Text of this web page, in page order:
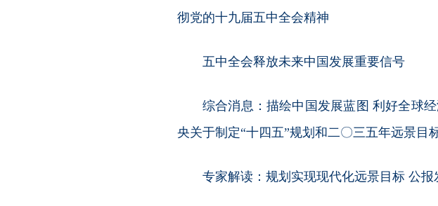
彻党的十九届五中全会精神
五中全会释放未来中国发展重要信号
综合消息：描绘中国发展蓝图 利好全球
央关于制定“十四五”规划和二〇三五年远景目
专家解读：规划实现现代化远景目标 公报